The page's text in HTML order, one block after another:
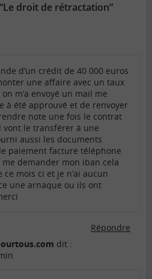
droit de rétractation”
d’un crédit de 40 000 euros
une affaire avec un taux
m’a envoyé un mail me
à été approuvé et de renvoyer
note une fois le contrat
vont le transférer à une
aussi les documents
paiement facture téléphone
demander mon iban cela
mois ci et je n’ai aucun
une arnaque ou ils ont
Répondre
dit :